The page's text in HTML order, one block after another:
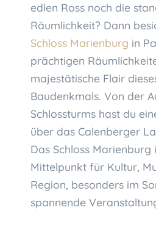
edlen Ross noch die
Räumlichkeit? Dann
Schloss Marienburg in
prächtigen
majestätische Flair
Baudenkmals. Von der
Schlossturms hast du
über das Calenberger
Das Schloss
Mittelpunkt für Kultur,
Region, besonders im
spannende